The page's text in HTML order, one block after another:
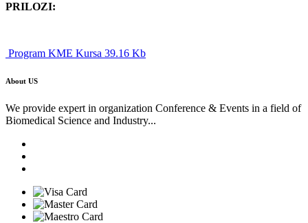
PRILOZI:
Program KME Kursa 39.16 Kb
About US
We provide expert in organization Conference & Events in a field of
Biomedical Science and Industry...